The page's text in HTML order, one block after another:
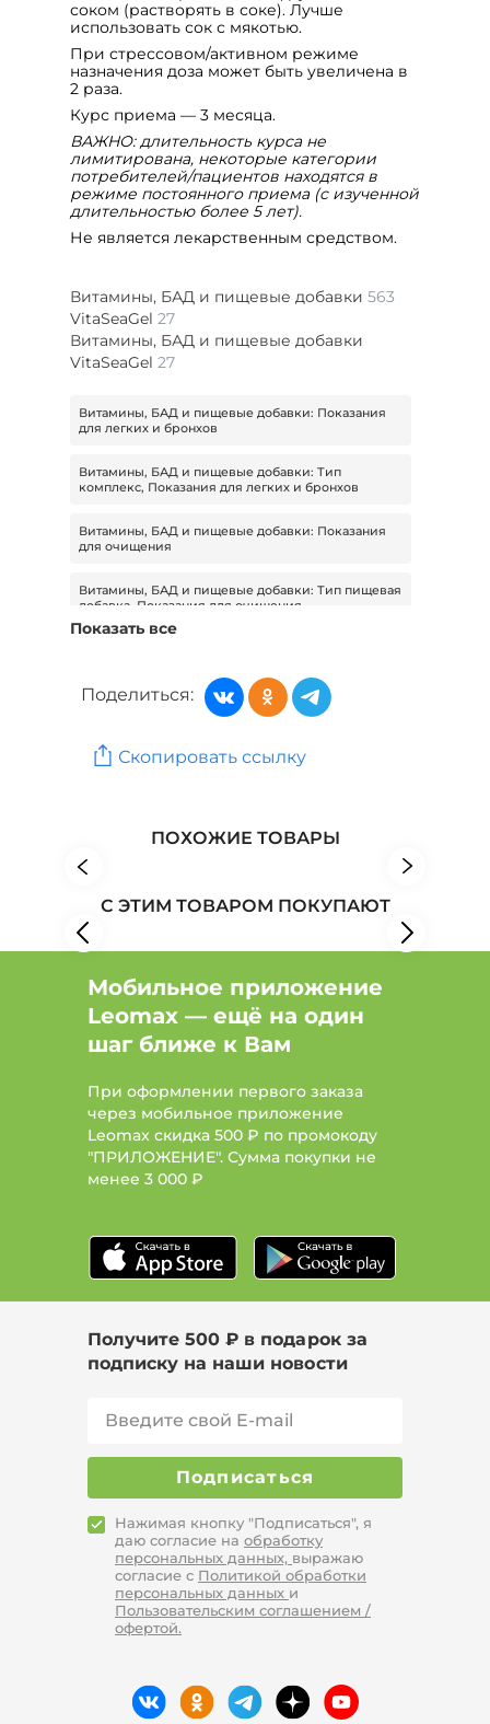
соком (растворять в соке). Лучше
использовать сок с мякотью.
При стрессовом/активном режиме
назначения доза может быть увеличена в
2 раза.
Курс приема — 3 месяца.
ВАЖНО: длительность курса не
лимитирована, некоторые категории
потребителей/пациентов находятся в
режиме постоянного приема (с изученной
длительностью более 5 лет).
Не является лекарственным средством.
Витамины, БАД и пищевые добавки 563
VitaSeaGel 27
Витамины, БАД и пищевые добавки
VitaSeaGel 27
Витамины, БАД и пищевые добавки: Показания
для легких и бронхов
Витамины, БАД и пищевые добавки: Тип
комплекс, Показания для легких и бронхов
Витамины, БАД и пищевые добавки: Показания
для очищения
Витамины, БАД и пищевые добавки: Тип пищевая
добавка, Показания для очищения
Витамины, БАД и пищевые добавки: Показания
Витамины, БАД и пищевые добавки: Тип пищевая
Товары для здоровья: Бренд VitaSeaGel
Товары для здоровья: Бренд Vivaton
Показать все
Поделиться:
Скопировать ссылку
ПОХОЖИЕ ТОВАРЫ
С ЭТИМ ТОВАРОМ ПОКУПАЮТ
Мобильное приложение
Leomax — ещё на один
шаг ближе к Вам
При оформлении первого заказа
через мобильное приложение
Leomax скидка 500 ₽ по промокоду
"ПРИЛОЖЕНИЕ". Сумма покупки не
менее 3 000 ₽
Получите 500 ₽ в подарок за
подписку на наши новости
Подписаться
Нажимая кнопку "Подписаться", я
даю согласие на обработку
персональных данных, выражаю
согласие с Политикой обработки
персональных данных и
Пользовательским соглашением /
офертой.